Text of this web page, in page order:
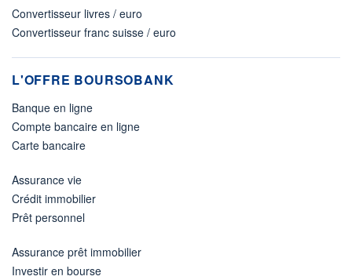
Convertisseur livres / euro
Convertisseur franc suisse / euro
L'OFFRE BOURSOBANK
Banque en ligne
Compte bancaire en ligne
Carte bancaire
Assurance vie
Crédit immobilier
Prêt personnel
Assurance prêt immobilier
Investir en bourse